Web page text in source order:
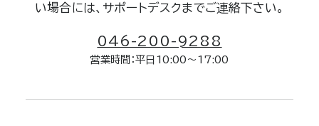
い場合には、サポートデスクまでご連絡下さい。
046-200-9288
営業時間：平日10:00～17:00